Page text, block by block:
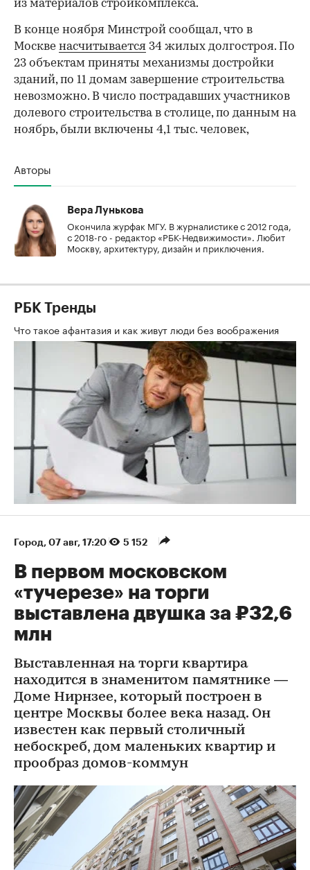
из материалов стройкомплекса.
В конце ноября Минстрой сообщал, что в
Москве насчитывается 34 жилых долгостроя. По
23 объектам приняты механизмы достройки
зданий, по 11 домам завершение строительства
невозможно. В число пострадавших участников
долевого строительства в столице, по данным на
ноябрь, были включены 4,1 тыс. человек,
Авторы
Вера Лунькова
Окончила журфак МГУ. В журналистике с 2012 года,
с 2018-го - редактор «РБК-Недвижимости». Любит
Москву, архитектуру, дизайн и приключения.
РБК Тренды
Что такое афантазия и как живут люди без воображения
Город⁠, 07 авг, 17:20 5 152
В первом московском
«тучерезе» на торги
выставлена двушка за ₽32,6
млн
Выставленная на торги квартира
находится в знаменитом памятнике —
Доме Нирнзее, который построен в
центре Москвы более века назад. Он
известен как первый столичный
небоскреб, дом маленьких квартир и
прообраз домов-коммун